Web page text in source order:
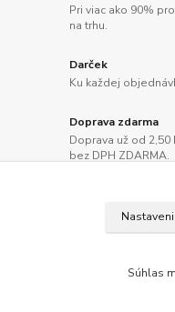
Pri viac ako 90%
na trhu.
Darček
Ku každej
Doprava zdarma
Doprava už od
bez DPH ZDARMA.
Súhlas